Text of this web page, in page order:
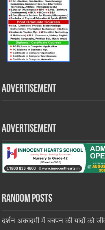
Advertisement
Advertisement
Random Posts
दर्शन अकादमी में बचपन की यादों को